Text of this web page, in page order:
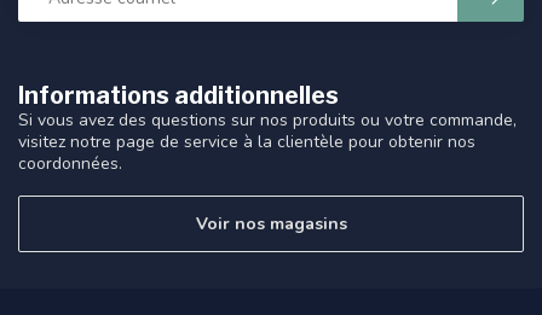
Informations additionnelles
Si vous avez des questions sur nos produits ou votre commande,
visitez notre page de service à la clientèle pour obtenir nos
coordonnées.
Voir nos magasins